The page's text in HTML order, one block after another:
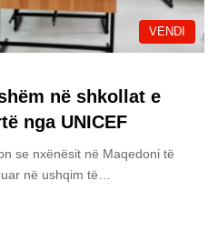
VENDI
në shkollat e
nga UNICEF
se nxënësit në Maqedoni të
në ushqim të…